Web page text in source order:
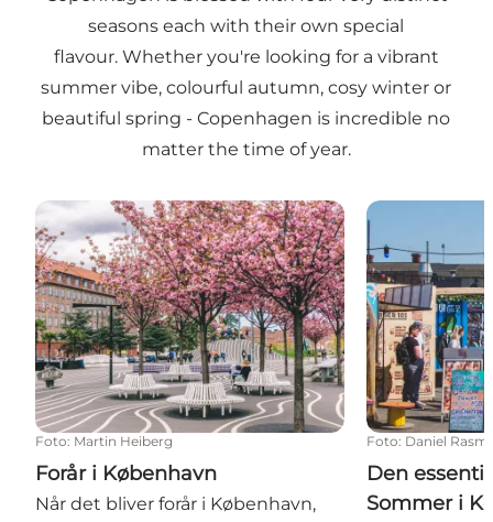
seasons each with their own special
flavour. Whether you're looking for a vibrant
summer vibe, colourful autumn, cosy winter or
beautiful spring - Copenhagen is incredible no
matter the time of year.
Forår i København
Foto: Martin Heiberg
Forår i København
Når det bliver forår i København,
Den
Foto: Daniel
Den
Sommer i